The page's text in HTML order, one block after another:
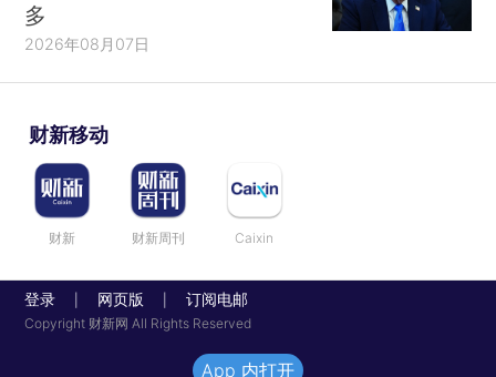
多
2026年08月07日
财新移动
财新 财新周刊 Caixin
登录 网页版 订阅电邮
Copyright 财新网 All Rights Reserved
App 内打开